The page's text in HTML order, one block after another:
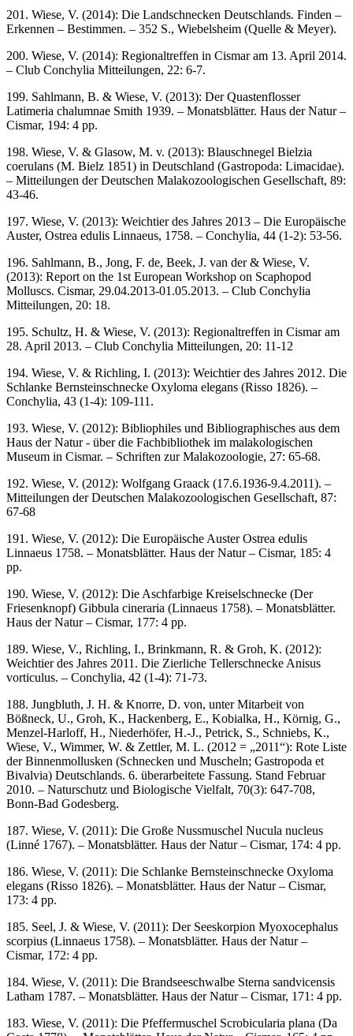
201. Wiese, V. (2014): Die Landschnecken Deutschlands. Finden –
Erkennen – Bestimmen. – 352 S., Wiebelsheim (Quelle & Meyer).
200. Wiese, V. (2014): Regionaltreffen in Cismar am 13. April 2014.
– Club Conchylia Mitteilungen, 22: 6-7.
199. Sahlmann, B. & Wiese, V. (2013): Der Quastenflosser
Latimeria chalumnae Smith 1939. – Monatsblätter. Haus der Natur –
Cismar, 194: 4 pp.
198. Wiese, V. & Glasow, M. v. (2013): Blauschnegel Bielzia
coerulans (M. Bielz 1851) in Deutschland (Gastropoda: Limacidae).
– Mitteilungen der Deutschen Malakozoologischen Gesellschaft, 89:
43-46.
197. Wiese, V. (2013): Weichtier des Jahres 2013 – Die Europäische
Auster, Ostrea edulis Linnaeus, 1758. – Conchylia, 44 (1-2): 53-56.
196. Sahlmann, B., Jong, F. de, Beek, J. van der & Wiese, V.
(2013): Report on the 1st European Workshop on Scaphopod
Molluscs. Cismar, 29.04.2013-01.05.2013. – Club Conchylia
Mitteilungen, 20: 18.
195. Schultz, H. & Wiese, V. (2013): Regionaltreffen in Cismar am
28. April 2013. – Club Conchylia Mitteilungen, 20: 11-12
194. Wiese, V. & Richling, I. (2013): Weichtier des Jahres 2012. Die
Schlanke Bernsteinschnecke Oxyloma elegans (Risso 1826). –
Conchylia, 43 (1-4): 109-111.
193. Wiese, V. (2012): Bibliophiles und Bibliographisches aus dem
Haus der Natur - über die Fachbibliothek im malakologischen
Museum in Cismar. – Schriften zur Malakozoologie, 27: 65-68.
192. Wiese, V. (2012): Wolfgang Graack (17.6.1936-9.4.2011). –
Mitteilungen der Deutschen Malakozoologischen Gesellschaft, 87:
67-68
191. Wiese, V. (2012): Die Europäische Auster Ostrea edulis
Linnaeus 1758. – Monatsblätter. Haus der Natur – Cismar, 185: 4
pp.
190. Wiese, V. (2012): Die Aschfarbige Kreiselschnecke (Der
Friesenknopf) Gibbula cineraria (Linnaeus 1758). – Monatsblätter.
Haus der Natur – Cismar, 177: 4 pp.
189. Wiese, V., Richling, I., Brinkmann, R. & Groh, K. (2012):
Weichtier des Jahres 2011. Die Zierliche Tellerschnecke Anisus
vorticulus. – Conchylia, 42 (1-4): 71-73.
188. Jungbluth, J. H. & Knorre, D. von, unter Mitarbeit von
Bößneck, U., Groh, K., Hackenberg, E., Kobialka, H., Körnig, G.,
Menzel-Harloff, H., Niederhöfer, H.-J., Petrick, S., Schniebs, K.,
Wiese, V., Wimmer, W. & Zettler, M. L. (2012 = „2011“): Rote Liste
der Binnenmollusken (Schnecken und Muscheln; Gastropoda et
Bivalvia) Deutschlands. 6. überarbeitete Fassung. Stand Februar
2010. – Naturschutz und Biologische Vielfalt, 70(3): 647-708,
Bonn-Bad Godesberg.
187. Wiese, V. (2011): Die Große Nussmuschel Nucula nucleus
(Linné 1767). – Monatsblätter. Haus der Natur – Cismar, 174: 4 pp.
186. Wiese, V. (2011): Die Schlanke Bernsteinschnecke Oxyloma
elegans (Risso 1826). – Monatsblätter. Haus der Natur – Cismar,
173: 4 pp.
185. Seel, J. & Wiese, V. (2011): Der Seeskorpion Myoxocephalus
scorpius (Linnaeus 1758). – Monatsblätter. Haus der Natur –
Cismar, 172: 4 pp.
184. Wiese, V. (2011): Die Brandseeschwalbe Sterna sandvicensis
Latham 1787. – Monatsblätter. Haus der Natur – Cismar, 171: 4 pp.
183. Wiese, V. (2011): Die Pfeffermuschel Scrobicularia plana (Da